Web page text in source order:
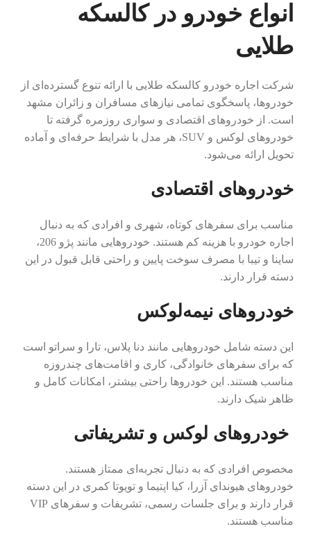
انواع خودرو در کالسکه
طلایی
شرکت اجاره خودرو کالسکه طلایی با ارائه تنوع گسترده‌ای از
خودروها، پاسخگوی تمامی نیازهای مسافران و زائران مشهد
است. از خودروهای اقتصادی و سواری روزمره گرفته تا
خودروهای لوکس و SUV، هر مدل با شرایط حرفه‌ای و آماده
تحویل ارائه می‌شود.
خودروهای اقتصادی
مناسب برای سفرهای کوتاه، شهری و افرادی که به دنبال
اجاره خودرو با هزینه کم هستند. خودروهایی مانند پژو 206،
ساینا و تیبا با مصرف سوخت پایین و راحتی قابل قبول در این
دسته قرار دارند.
خودروهای نیمه‌لوکس
این دسته شامل خودروهایی مانند دنا پلاس، تارا و سراتو است
که برای سفرهای خانوادگی، کاری و اقامت‌های چندروزه
مناسب هستند. این خودروها راحتی بیشتر، امکانات کامل و
ظاهر شیک دارند.
خودروهای لوکس و تشریفاتی
مخصوص افرادی که به دنبال تجربه‌ای ممتاز هستند.
خودروهای هیوندای آزرا، کیا اپتیما و تویوتا کمری در این دسته
قرار دارند و برای جلسات رسمی، تشریفات و سفرهای VIP
مناسب هستند.